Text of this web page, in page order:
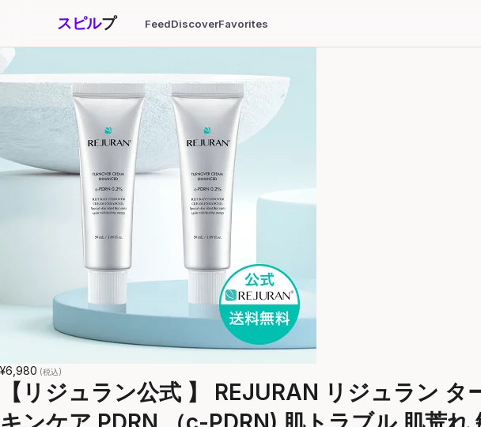
スピルプ FeedDiscoverFavorites
¥6,980 (税込)
【リジュラン公式 】 REJURAN リジュラン